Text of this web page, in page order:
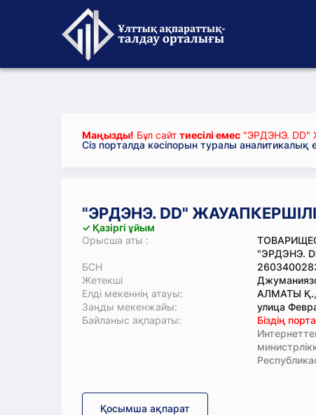
Маңызды! Бұл сайт тиесілі емес "ЭРДЭНЭ. DD"
Сіз порталда кәсіпорын туралы аналитикалық
"ЭРДЭНЭ. DD"
✓ Қазіргі ұйым
Орысша аты :
"ЭРДЭНЭ.
БСН
Жетекші
Елді мекеннің атауы:
АЛМАТЫ
Заңды мекенжайы:
улица
Байланыс ақпараты:
Біздің
Қосымша ақпарат